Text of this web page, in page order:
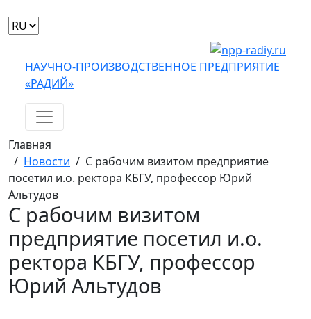
Выбрать
НАУЧНО-ПРОИЗВОДСТВЕННОЕ ПРЕДПРИЯТИЕ
«РАДИЙ»
Главная
/ Новости / С рабочим визитом предприятие
посетил и.о. ректора КБГУ, профессор Юрий
Альтудов
С рабочим визитом
предприятие посетил и.о.
ректора КБГУ, профессор
Юрий Альтудов